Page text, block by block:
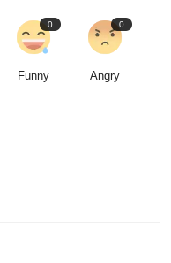
0
Funny
0
Angry